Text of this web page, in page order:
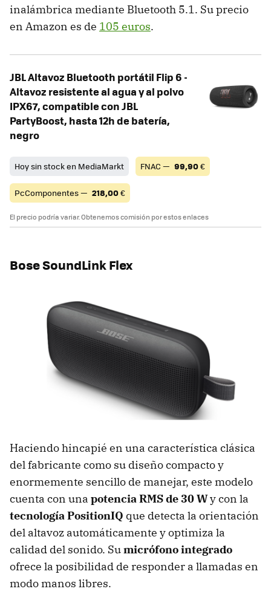
inalámbrica mediante Bluetooth 5.1. Su precio
en Amazon es de 105 euros.
JBL Altavoz Bluetooth portátil Flip 6 -
Altavoz resistente al agua y al polvo
IPX67, compatible con JBL
PartyBoost, hasta 12h de batería,
negro
Hoy sin stock en MediaMarkt FNAC — 99,90€
PcComponentes — 218,00€
El precio podría variar. Obtenemos comisión por estos enlaces
Bose SoundLink Flex
Haciendo hincapié en una característica clásica
del fabricante como su diseño compacto y
enormemente sencillo de manejar, este modelo
cuenta con una potencia RMS de 30 Wy con la
tecnología PositionIQ que detecta la orientación
del altavoz automáticamente y optimiza la
calidad del sonido. Sumicrófono integrado
ofrece la posibilidad de responder a llamadas en
modo manos libres.